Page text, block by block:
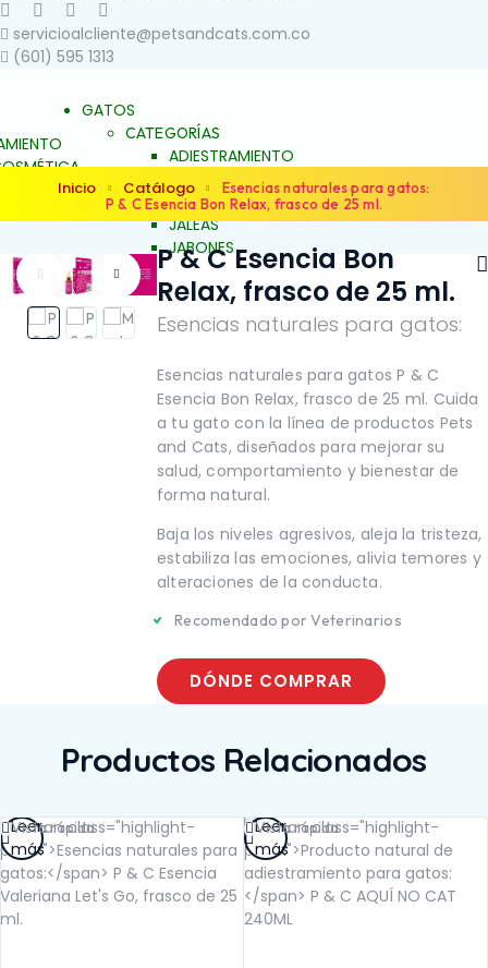
servicioalcliente@petsandcats.com.co
(601) 595 1313
FLORALES
GATOS
CATEGORÍAS
ADIESTRAMIENTO
DERMOCOSMÉTICA
SALUD Y BIENESTAR
JALEAS
JABONES
NATURALES
ESENCIAS FLORALES
PRODUCTOS PARA
ALERGIAS
MÚSCULOS
BELLEZA Y LIMPIEZA
CONDUCTA Y
COMPORTAMIENTO
CONTROL DE PESO
PIEL Y PELAJE
SALUD BUCAL
SALUD DIGESTIVA
SALUD INTERNA
SALUD
INMUNOLÓGICA
SALUD RENAL
FAMILIAS
Inicio Catálogo
Esencias naturales para gatos:
P & C Esencia Bon Relax, frasco de 25 ml.
Esencias naturales para gatos:
P & C Esencia Bon
Relax, frasco de 25 ml.
Esencias naturales para gatos P & C
Esencia Bon Relax, frasco de 25 ml. Cuida
a tu gato con la línea de productos Pets
and Cats, diseñados para mejorar su
salud, comportamiento y bienestar de
forma natural.
Baja los niveles agresivos, aleja la tristeza,
estabiliza las emociones, alivia temores y
alteraciones de la conducta.
Recomendado por Veterinarios
DÓNDE COMPRAR
Productos Relacionados
Vista rápida
Leer
más
Vista rápida
Leer
más